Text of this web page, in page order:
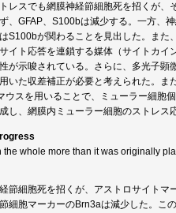
レスでも網膜神経節細胞死を招くが
、GFAP、S100bは減少する。一方、
S100bが関わることを見出した。ま
イト応答を連鎖する媒体（サイトカ
が示唆されている。さらに、多光子
いた収差補正が必要と考えられた。
スを用いることで、ミューラー細胞
し、網膜内ミューラー細胞のストレス
whole more than it was originally
節細胞死を招くが、アストロサイトマ
細胞マーカーのBrn3aは減少した。こ